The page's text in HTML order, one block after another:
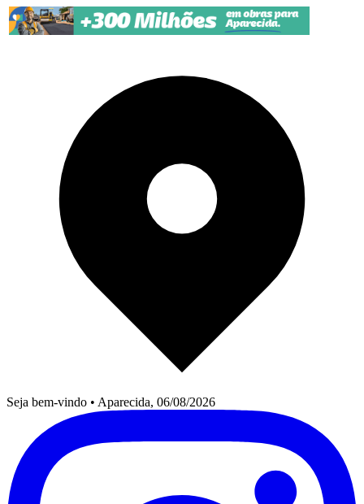
Pular para o conteúdo
Seja bem-vindo • Aparecida, 06/08/2026